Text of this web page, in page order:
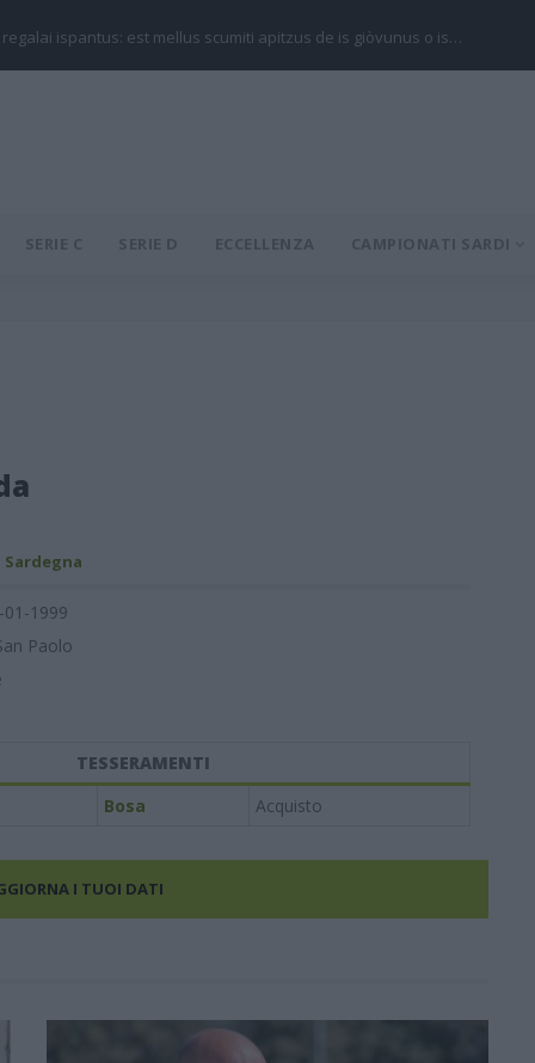
regalai ispantus: est mellus scumiti apitzus de is giòvunus o is…
SERIE C SERIE D ECCELLENZA CAMPIONATI SARDI
01-1999
Paolo
TESSERAMENTI
Bosa Acquisto
I TUOI DATI